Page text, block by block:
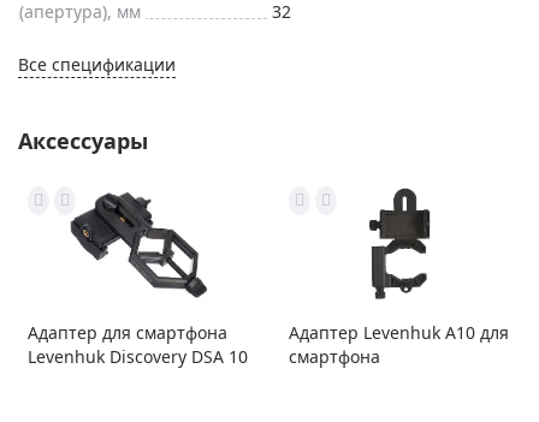
(апертура), мм 32
Все спецификации
Аксессуары
Адаптер для смартфона
Levenhuk Discovery DSA 10
Адаптер Levenhuk A10 для
смартфона